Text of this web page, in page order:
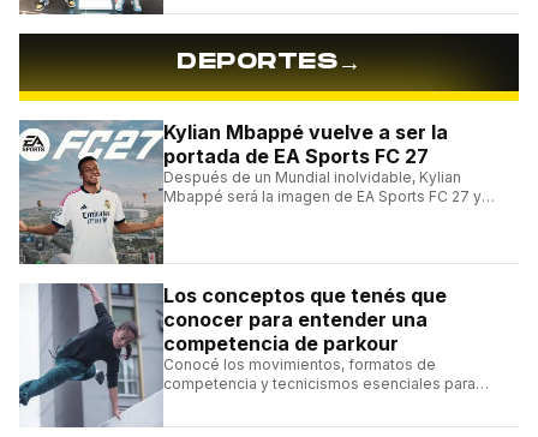
DEPORTES→
Kylian Mbappé vuelve a ser la
portada de EA Sports FC 27
Después de un Mundial inolvidable, Kylian
Mbappé será la imagen de EA Sports FC 27 y
Los conceptos que tenés que
conocer para entender una
competencia de parkour
Conocé los movimientos, formatos de
competencia y tecnicismos esenciales para